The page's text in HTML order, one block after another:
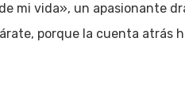
mi vida», un apasionante
porque la cuenta atrás